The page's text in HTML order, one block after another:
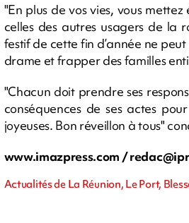
"En plus de vos vies, vous
celles des autres usagers de la
festif de cette fin d’année ne
drame et frapper des familles
"Chacun doit prendre ses
conséquences de ses actes
joyeuses. Bon réveillon à tous"
www.imazpress.com /
Actualités de La Réunion, Le Port,